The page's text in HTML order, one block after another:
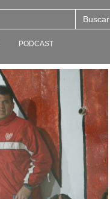
PODCAST